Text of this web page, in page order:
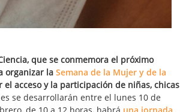
que se conmemora el próximo
organizar la Semana de la Mujer y de la
acceso y la participación de niñas, chicas
se desarrollarán entre el lunes 10 de